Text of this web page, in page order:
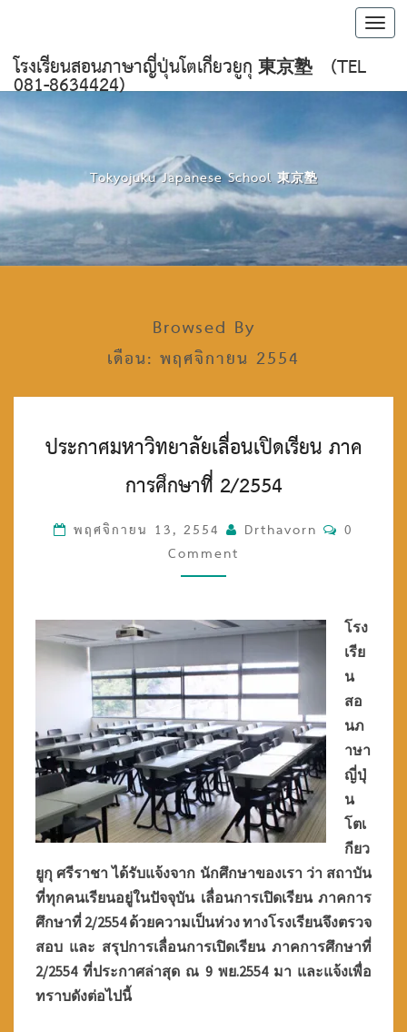
โรงเรียนสอนภาษาญี่ปุ่นโตเกียวยูกุ 東京塾 (TEL
081-8634424)
Tokyojuku Japanese School 東京塾
Browsed By
เดือน: พฤศจิกายน 2554
ร
ก
ศ
ห
า
ท
ย
า
ลั
ย
เ
ลื่
อ
น
เ
ปิ
ด
เ
รี
ย
น
ภ
า
ค
ประกาศมหาวิทยาลัยเลื่อนเปิดเรียน ภาค
การศึกษาที่ 2/2554
พฤศจิกายน 13, 2554 Drthavorn
C
E
N
0
Comment
โรง
เรีย
น
สอ
นภ
าษา
ญี่ปุ่
น
โตเ
กียว
ยูกุ ศรีราชา ได้รับแจ้งจาก นักศึกษาของเรา ว่า สถาบัน
ที่ทุกคนเรียนอยู่ในปัจจุบัน เลื่อนการเปิดเรียน ภาคการ
ศึกษาที่ 2/2554 ด้วยความเป็นห่วง ทางโรงเรียนจึงตรวจ
สอบ และ สรุปการเลื่อนการเปิดเรียน ภาคการศึกษาที่
2/2554 ที่ประกาศล่าสุด ณ 9 พย.2554 มา และแจ้งเพื่อ
ทราบดังต่อไปนี้